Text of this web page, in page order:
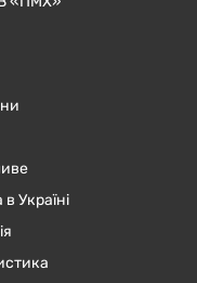
в Україні